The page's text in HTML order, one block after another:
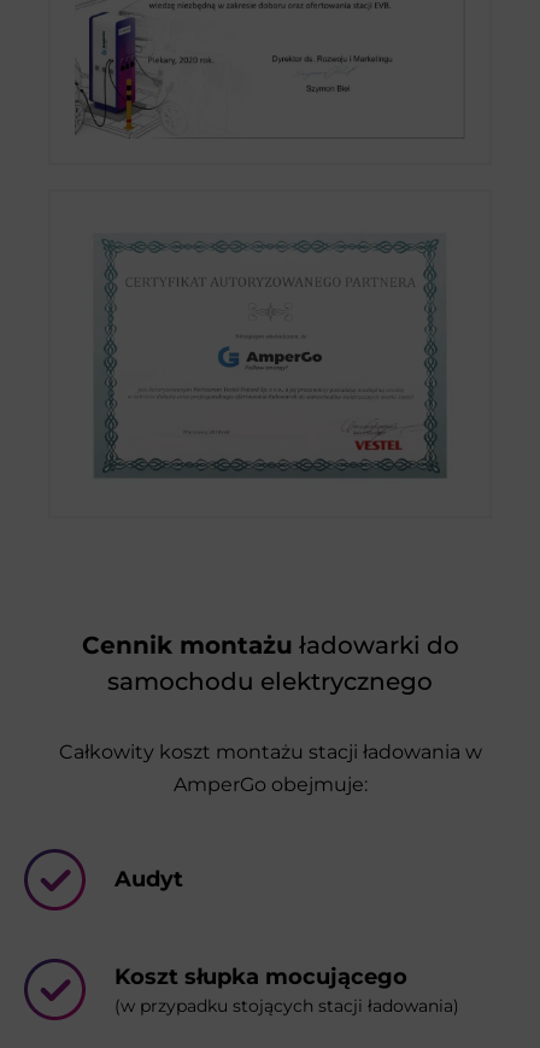
Cennik montażu ładowarki do
samochodu elektrycznego
Całkowity koszt montażu stacji ładowania w
AmperGo obejmuje:
Audyt
Koszt słupka mocującego
(w przypadku stojących stacji ładowania)